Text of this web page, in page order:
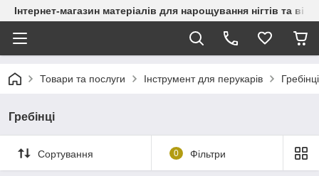
Інтернет-магазин матеріалів для нарощування нігтів та вій
Товари та послуги Інструмент для перукарів Гребінці
Гребінці
Сортування 0 Фільтри